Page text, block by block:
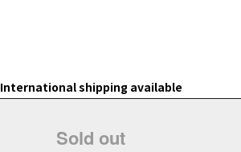
International shipping available
Sold out